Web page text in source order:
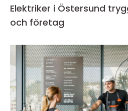
Elektriker i Östersund trygg elservice för hem
och företag